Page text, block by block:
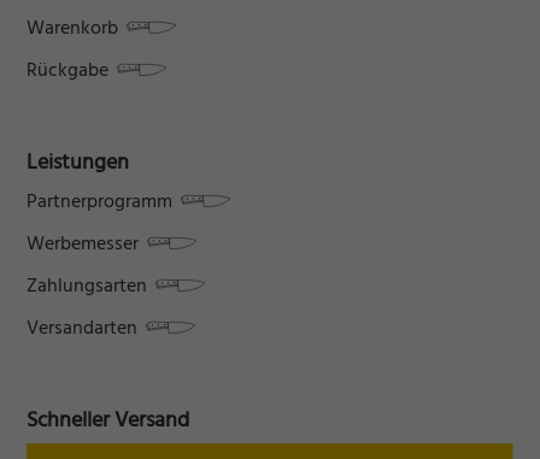
Warenkorb
Rückgabe
Leistungen
Partnerprogramm
Werbemesser
Zahlungsarten
Versandarten
Schneller Versand